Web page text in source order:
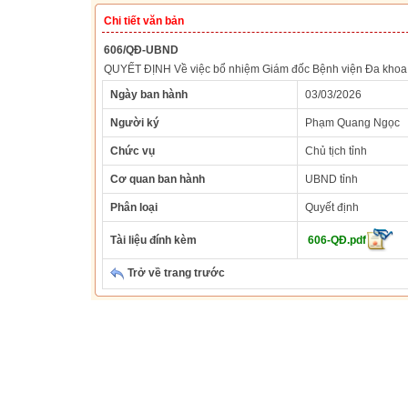
Chi tiết văn bản
606/QĐ-UBND
QUYẾT ĐỊNH Về việc bổ nhiệm Giám đốc Bệnh viện Đa
Ngày ban hành
03/03/2026
Người ký Phạm Quang Ngọc
Chức vụ Chủ tịch tỉnh
Cơ quan ban hành UBND tỉnh
Phân loại Quyết định
Tài liệu đính kèm 606-QĐ.pdf
Trở về trang trước